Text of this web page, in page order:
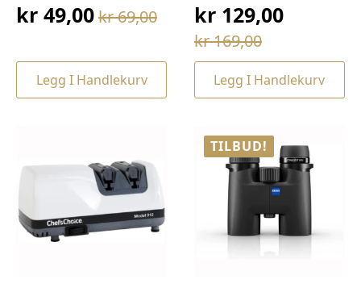
kr69,00
Opprinnelig
var:
kr 69,00.
kr 49,00
Nåværende
er:
kr 49,00.
Legg I Handlekurv
kr169,00
Opprinnelig
pris
var:
kr129,00
Nåværende
pris
er:Legg I Handlekurv
TILBUD!